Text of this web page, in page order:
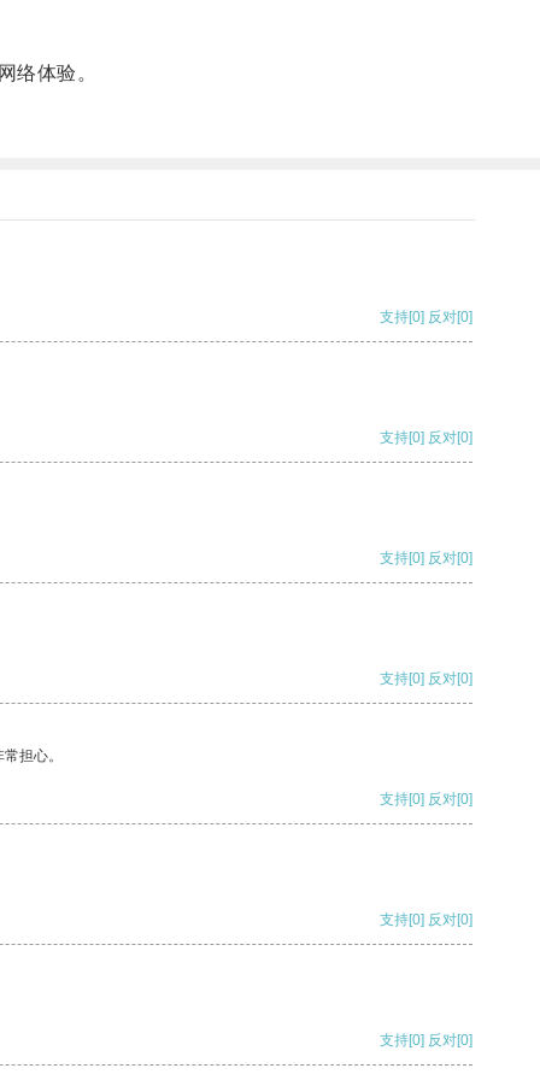
络体验。
支持[0] 反对[0]
支持[0] 反对[0]
支持[0] 反对[0]
支持[0] 反对[0]
担心。
支持[0] 反对[0]
支持[0] 反对[0]
支持[0] 反对[0]